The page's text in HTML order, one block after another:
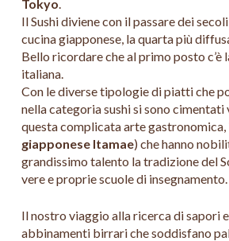
Tokyo.
Il Sushi diviene con il passare dei
cucina giapponese, la quarta più
Bello ricordare che al primo posto c’è
italiana.
Con le diverse tipologie di piatti che
nella categoria sushi si sono
questa complicata arte gastronomica,
giapponese Itamae) che hanno
grandissimo talento la tradizione del
vere e proprie scuole di insegnamento.
Il nostro viaggio alla ricerca di sapori
abbinamenti birrari che soddisfano